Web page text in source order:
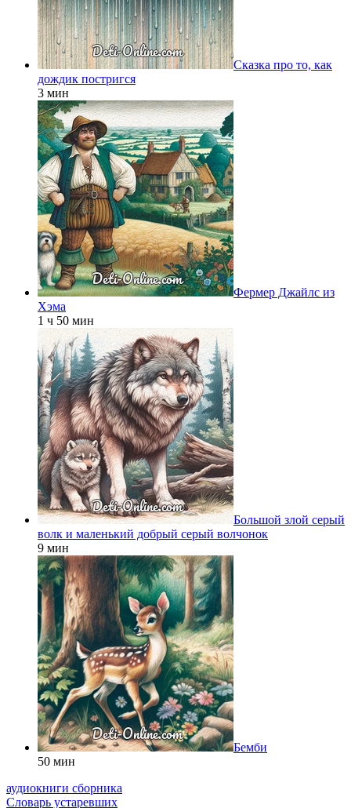
Сказка про то, как
дождик постригся
3 мин
Фермер Джайлс из
Хэма
1 ч 50 мин
Большой злой серый
волк и маленький добрый серый волчонок
9 мин
Бемби
50 мин
аудиокниги сборника
Словарь устаревших